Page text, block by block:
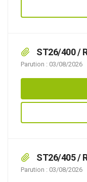
ST26/400 /
travaux avec
nécessaire
appropriée du
circulation, afin
usagers, le 24/
Parution : 03/08/2026
ST26/405 /
et RESIDENCE
Parution : 03/08/2026